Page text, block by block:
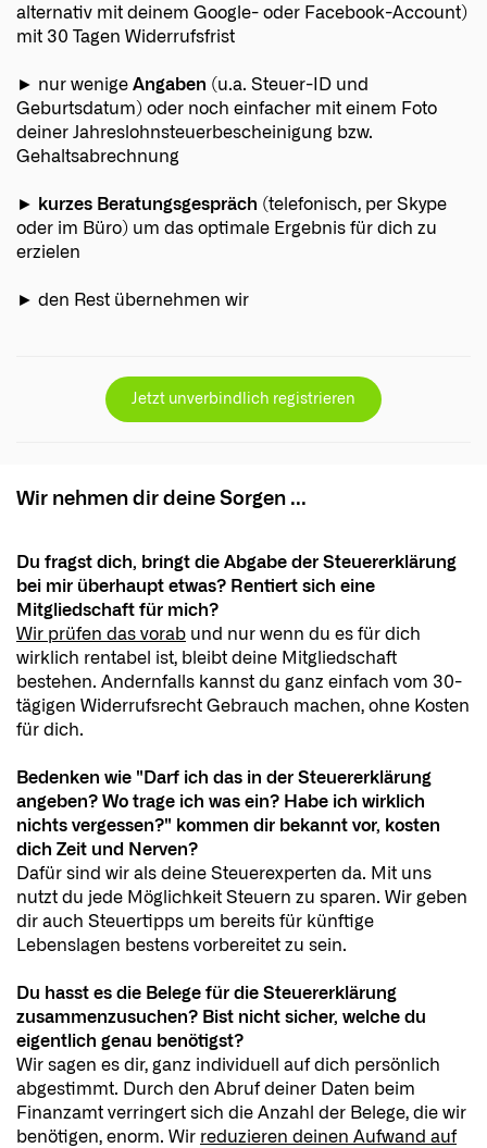
alternativ mit deinem Google- oder Facebook-Account)
mit 30 Tagen Widerrufsfrist
► nur wenige Angaben (u.a. Steuer-ID und
Geburtsdatum) oder noch einfacher mit einem Foto
deiner Jahreslohnsteuerbescheinigung bzw.
Gehaltsabrechnung
► kurzes Beratungsgespräch (telefonisch, per Skype
oder im Büro) um das optimale Ergebnis für dich zu
erzielen
► den Rest übernehmen wir
Jetzt unverbindlich registrieren
Wir nehmen dir deine Sorgen ...
Du fragst dich, bringt die Abgabe der Steuererklärung
bei mir überhaupt etwas? Rentiert sich eine
Mitgliedschaft für mich?
Wir prüfen das vorab und nur wenn du es für dich
wirklich rentabel ist, bleibt deine Mitgliedschaft
bestehen. Andernfalls kannst du ganz einfach vom 30-
tägigen Widerrufsrecht Gebrauch machen, ohne Kosten
für dich.
Bedenken wie "Darf ich das in der Steuererklärung
angeben? Wo trage ich was ein? Habe ich wirklich
nichts vergessen?" kommen dir bekannt vor, kosten
dich Zeit und Nerven?
Dafür sind wir als deine Steuerexperten da. Mit uns
nutzt du jede Möglichkeit Steuern zu sparen. Wir geben
dir auch Steuertipps um bereits für künftige
Lebenslagen bestens vorbereitet zu sein.
Du hasst es die Belege für die Steuererklärung
zusammenzusuchen? Bist nicht sicher, welche du
eigentlich genau benötigst?
Wir sagen es dir, ganz individuell auf dich persönlich
abgestimmt. Durch den Abruf deiner Daten beim
Finanzamt verringert sich die Anzahl der Belege, die wir
benötigen, enorm. Wir reduzieren deinen Aufwand auf